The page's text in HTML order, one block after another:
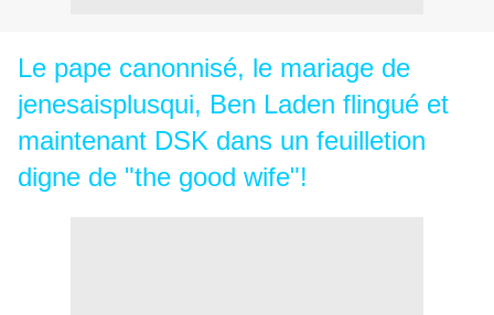
Le pape canonnisé, le mariage de
jenesaisplusqui, Ben Laden flingué et
maintenant DSK dans un feuilletion
digne de "the good wife"!